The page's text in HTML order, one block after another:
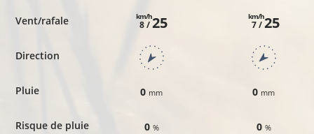
Vent/rafale
Direction
Pluie
Risque de pluie
8 /
km/h25
0 mm
0 %
7 /
km/h25
0 mm
0 %